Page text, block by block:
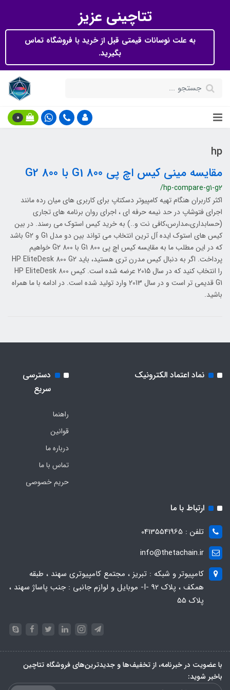
تتاچینی عزیز
به علت نوسانات قیمتی قبل از خرید با فروشگاه تماس
بگیرید.
0
hp
مقایسه مینی کیس اچ پی 800 G1 با 800 G2
/hp-compare-g1-g2
اکثر کاربران هنگام تهیه کامپیوتر دسکتاپ برای کاربری های میان رده مانند
اجرای فتوشاپ در حد نیمه حرفه ای ، اجرای روان برنامه های تجاری
(حسابداری،مدارس،کافی نت و..) به خرید کیس استوک می رسند. در بین
کیس های استوک ایده آل ترین انتخاب می تواند بین دو مدل G1 و G2 باشد
که در این مطلب ما به مقایسه کیس اچ پی 800 G1 با 800 G2 خواهیم
پرداخت. اگر به دنبال کیس مدرن تری هستید، باید HP EliteDesk 800 G2
را انتخاب کنید که در سال 2015 عرضه شده است. کیس HP EliteDesk 800
G1 قدیمی تر است و در سال 2013 وارد تولید شده است. در ادامه با ما همراه
باشید.
نماد اعتماد الکترونیک
دسترسی
سریع
راهنما
قوانین
درباره ما
تماس با ما
حریم خصوصی
ارتباط با ما
تلفن : 04135541965
info@thetachain.ir
کامپیوتر و شبکه : تبریز ، مجتمع کامپیوتری سهند ، طبقه
همکف ، پلاک 92 -I- موبایل و لوازم جانبی : جنب پاساژ سهند ،
پلاک 55
با عضویت در خبرنامه، از تخفیف‌ها و جدیدترین‌های فروشگاه تتاچین
باخبر شوید: